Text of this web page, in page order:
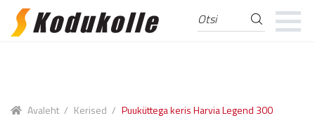
Skip
Skip
Otsi:
Avaleht / Kerised / Puuküttega keris Harvia Legend 300